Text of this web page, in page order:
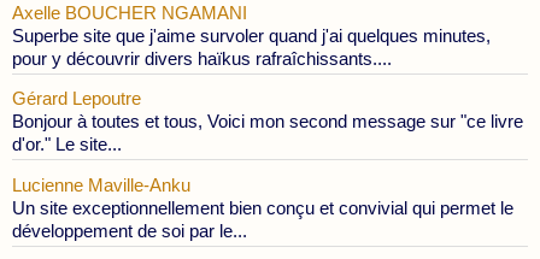
Axelle BOUCHER NGAMANI
Superbe site que j'aime survoler quand j'ai quelques minutes,
pour y découvrir divers haïkus rafraîchissants....
Gérard Lepoutre
Bonjour à toutes et tous, Voici mon second message sur "ce livre
d'or." Le site...
Lucienne Maville-Anku
Un site exceptionnellement bien conçu et convivial qui permet le
développement de soi par le...